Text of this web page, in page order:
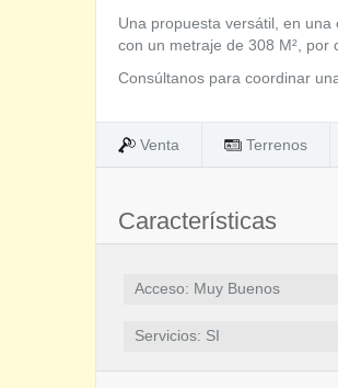
Una propuesta versátil, en
con un metraje de 308 M², por
Consúltanos para coordinar
Venta Terrenos
Características
Acceso: Muy Buenos
Servicios: SI